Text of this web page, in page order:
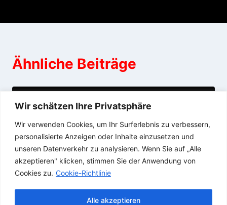
Wir schätzen Ihre Privatsphäre
Wir verwenden Cookies, um Ihr Surferlebnis zu verbessern,
personalisierte Anzeigen oder Inhalte einzusetzen und
unseren Datenverkehr zu analysieren. Wenn Sie auf „Alle
akzeptieren" klicken, stimmen Sie der Anwendung von
Cookies zu. Cookie-Richtlinie
Alle akzeptieren
Ähnliche Beiträge
Besetzung
07/12/2021